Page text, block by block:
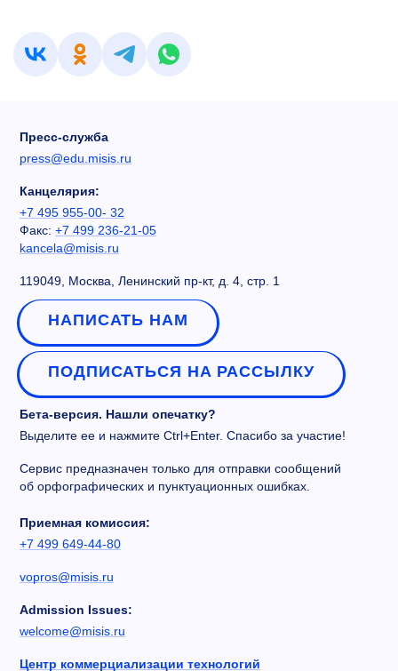
Пресс-служба
press@edu.misis.ru
Канцелярия:
+7 495 955-00- 32
Факс: +7 499 236-21-05
kancela@misis.ru
119049, Москва, Ленинский пр-кт, д. 4, стр. 1
НАПИСАТЬ НАМ
ПОДПИСАТЬСЯ НА РАССЫЛКУ
Бета-версия. Нашли опечатку?
Выделите ее и нажмите Ctrl+Enter. Спасибо за участие!
Сервис предназначен только для отправки сообщений
об орфографических и пунктуационных ошибках.
Приемная комиссия:
+7 499 649-44-80
vopros@misis.ru
Admission Issues:
welcome@misis.ru
Центр коммерциализации технологий